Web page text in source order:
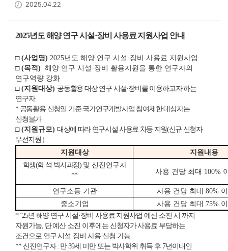
2025.04.22
2025년도 해양 연구 시설·장비 사용료 지원사업 안내
□ (사업명) 2025년도 해양 연구 시설·장비 사용료 지원사업
□ (목적 ) 해양 연구 시설·장비 활용지원을 통한 연구자의
연구역량 강화
□ (지원대상) 공동활용 대상 연구 시설·장비를 이용하고자 하는
연구자
* 공동활용 신청일 기준 국가연구개발사업 참여제한 대상자는
신청불가
□ (지원규모) 대상에 따라 연구시설 사용료 차등 지원(신규 신청자
우선지원 )
지원대상
지원내용
학생(학·석·박사과정) 및 신진연구자
**
사용 건당 최대 100%
연구소등 기관 사용 건당 최대 80%
중소기업
사용 건당 최대 75%
* ‘25년 해양 연구 시설·장비 사용료 지원사업 예산 소진 시 까지
자원가능, 단 예산 소진 이후에는 신청자가 사용료 부담하는
조건으로 연구 시설·장비 사용 신청 가능
** 신진연구자: 만39세 미만 또는 박사학위 취득 후 7년이내인